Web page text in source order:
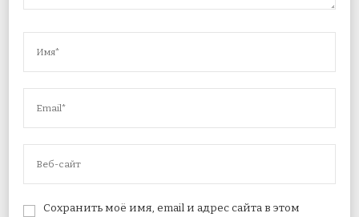
Сохранить моё имя, email и адрес сайта в этом